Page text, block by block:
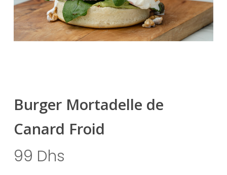
Burger Mortadelle de
Canard Froid
99 Dhs